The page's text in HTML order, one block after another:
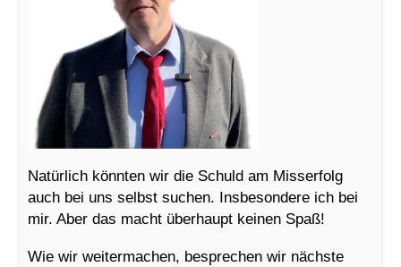
Natürlich könnten wir die Schuld am Misserfolg
auch bei uns selbst suchen. Insbesondere ich bei
mir. Aber das macht überhaupt keinen Spaß!
Wie wir weitermachen, besprechen wir nächste